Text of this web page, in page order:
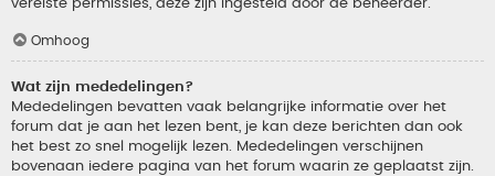
vereiste permissies, deze zijn ingesteld door de beheerder.
Omhoog
Wat zijn mededelingen?
Mededelingen bevatten vaak belangrijke informatie over het
forum dat je aan het lezen bent, je kan deze berichten dan ook
het best zo snel mogelijk lezen. Mededelingen verschijnen
bovenaan iedere pagina van het forum waarin ze geplaatst zijn.